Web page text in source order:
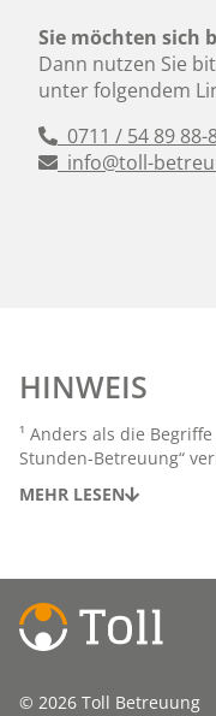
Sie möchten sich
Dann nutzen Sie
unter folgendem
0711 / 54 89 88-
info@toll-
HINWEIS
¹ Anders als die
Stunden-Betreuung“
MEHR LESEN
© 2026 Toll Betreuung